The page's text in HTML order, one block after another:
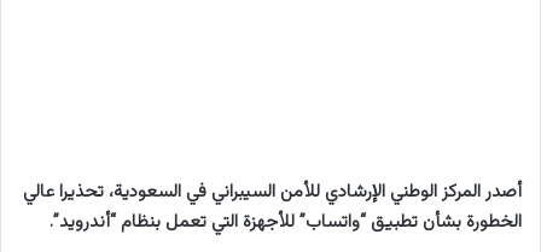
أصدر المركز الوطني الإرشادي للأمن السيبراني في السعودية، تحذيرا عالي
الخطورة بشأن تطبيق “واتساب” للأجهزة التي تعمل بنظام “أندرويد”.